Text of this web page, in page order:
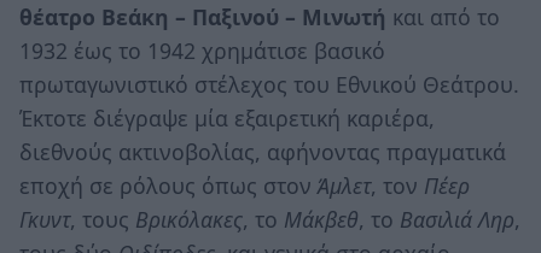
θέατρο Βεάκη – Παξινού – Μινωτή και από το
1932 έως το 1942 χρημάτισε βασικό
πρωταγωνιστικό στέλεχος του Εθνικού Θεάτρου.
Έκτοτε διέγραψε μία εξαιρετική καριέρα,
διεθνούς ακτινοβολίας, αφήνοντας πραγματικά
εποχή σε ρόλους όπως στονΆμλετ, τον Πέερ
Γκυντ, τους Βρικόλακες, το Μάκβεθ, το Βασιλιά Ληρ,